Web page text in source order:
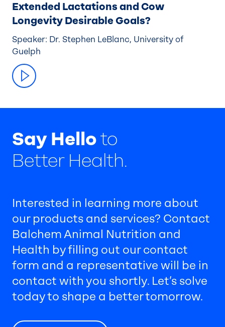
Extended Lactations and Cow
Longevity Desirable Goals?
Speaker: Dr. Stephen LeBlanc, University of
Guelph
Say Helloto
Better Health.
Interested in learning more about
our products and services? Contact
Balchem Animal Nutrition and
Health by filling out our contact
form and a representative will be in
contact with you shortly. Let’s solve
today to shape a better tomorrow.